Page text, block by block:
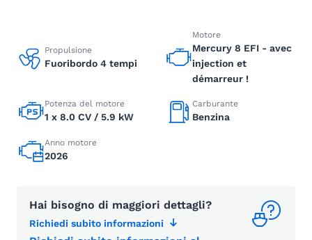
Propulsione
Fuoribordo 4 tempi
Motore
Mercury 8 EFI - avec
injection et
démarreur !
Potenza del motore
1 x 8.0 CV / 5.9 kW
Carburante
Benzina
Anno motore
2026
Hai bisogno di maggiori dettagli?
Richiedi subito informazioni